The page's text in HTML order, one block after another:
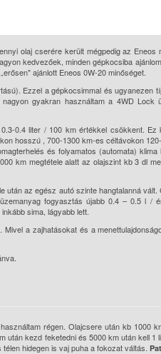
olaj cserére került mégpedig az
kedvezőek, minden gépkocsiba
ajánlott Eneos 0W-20 minőséget.
Ezzel a gépkocsimmal és ugyanezen
gyakran használtam a 4WD Lock
0.4 liter / 100 km értékkel csökkent.
hosszú , 700-1300 km-es céltávokon
és folyamatos (automata)
km megtétele alatt az olajszint kb 3 dl
az egész autó szinte hangtalanná
fogyasztás újabb 0.4 – 0.5 l /
sima, lágyabb lett.
a zajhatásokat és a
régen. Olajcsere után kb 1000
után kezd feketedni és 5000 km után kell 1
hidegen is vaj puha a fokozat váltás.